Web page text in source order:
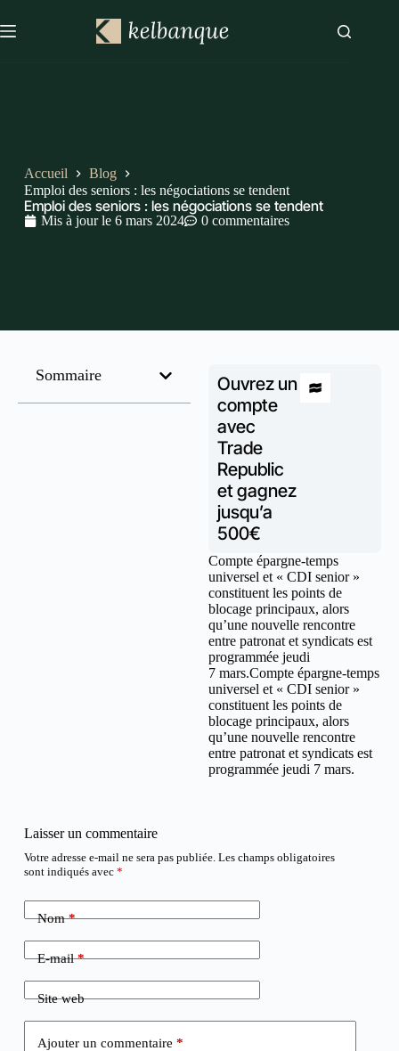
Accueil
Blog
Emploi des seniors : les négociations se tendent
Emploi des seniors : les négociations se tendent
Mis à jour le 6 mars 2024 0 commentaires
Sommaire
Ouvrez un
compte
avec
Trade
Republic
et gagnez
jusqu’a
500€
Compte épargne-temps
universel et « CDI senior »
constituent les points de
blocage principaux, alors
qu’une nouvelle rencontre
entre patronat et syndicats est
programmée jeudi
7 mars.Compte épargne-temps
universel et « CDI senior »
constituent les points de
blocage principaux, alors
qu’une nouvelle rencontre
entre patronat et syndicats est
programmée jeudi 7 mars.
Laisser un commentaire
Votre adresse e-mail ne sera pas publiée. Les champs obligatoires
sont indiqués avec *
Nom*
E-mail*
Site web
Ajouter un commentaire *